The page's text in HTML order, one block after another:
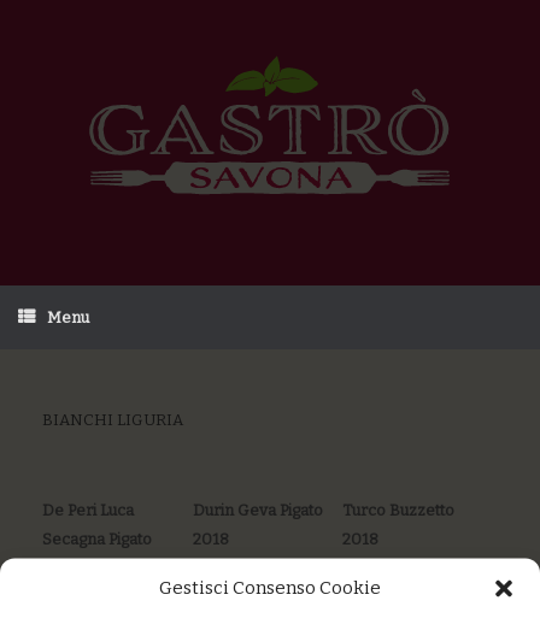
Gestisci Consenso Cookie
Menu
BIANCHI LIGURIA
De Peri Luca
Secagna Pigato
Durin Geva Pigato
2018
€16,00
Turco Buzzetto
2018
€13,00